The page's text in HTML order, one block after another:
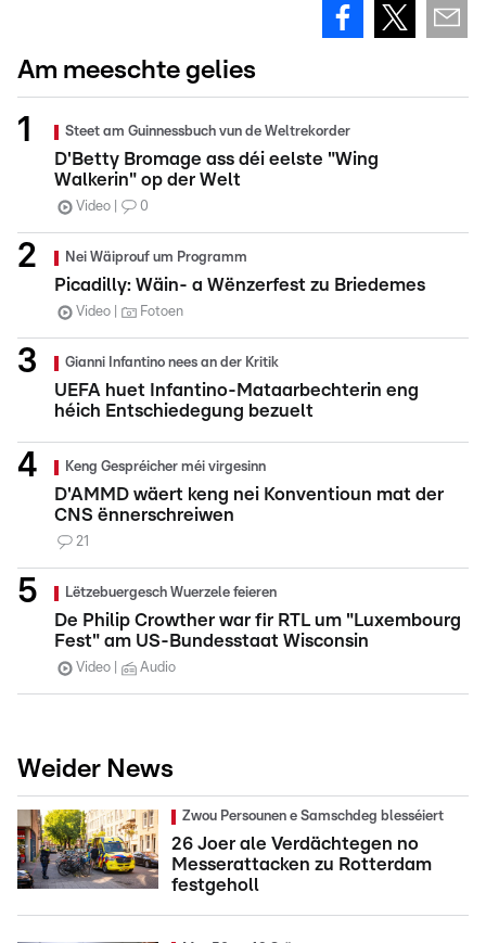
Am meeschte gelies
Steet am Guinnessbuch vun de Weltrekorder
D'Betty Bromage ass déi eelste "Wing
Walkerin" op der Welt
Video 0
Nei Wäiprouf um Programm
Picadilly: Wäin- a Wënzerfest zu Briedemes
Video Fotoen
Gianni Infantino nees an der Kritik
UEFA huet Infantino-Mataarbechterin eng
héich Entschiedegung bezuelt
Keng Gespréicher méi virgesinn
D'AMMD wäert keng nei Konventioun mat der
CNS ënnerschreiwen
21
Lëtzebuergesch Wuerzele feieren
De Philip Crowther war fir RTL um "Luxembourg
Fest" am US-Bundesstaat Wisconsin
Video Audio
Weider News
Zwou Persounen e Samschdeg blesséiert
26 Joer ale Verdächtegen no
Messerattacken zu Rotterdam
festgeholl